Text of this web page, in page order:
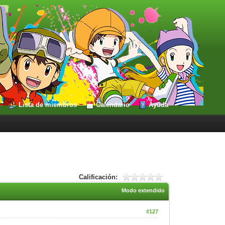
Lista de miembros Calendario Ayuda
Calificación:
Modo extendido
#127